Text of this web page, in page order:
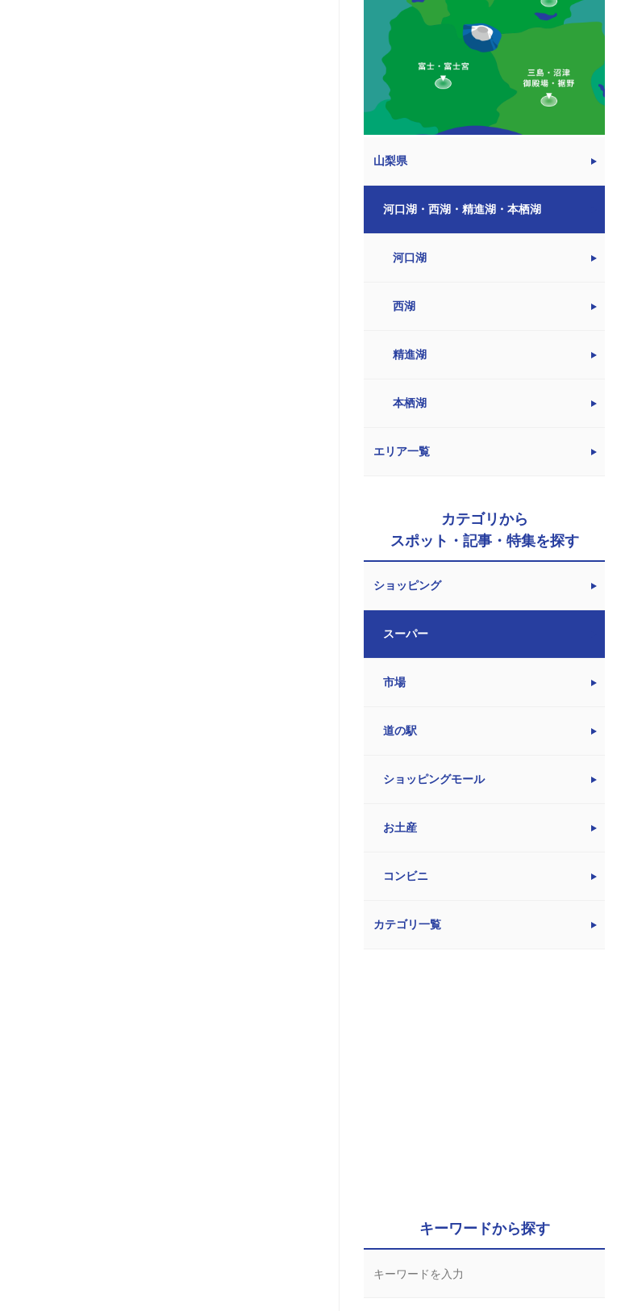
山梨県
河口湖・西湖・精進湖・本栖湖
河口湖
西湖
精進湖
本栖湖
エリア一覧
カテゴリから
スポット・記事・特集を探す
ショッピング
スーパー
市場
道の駅
ショッピングモール
お土産
コンビニ
カテゴリ一覧
キーワードから探す